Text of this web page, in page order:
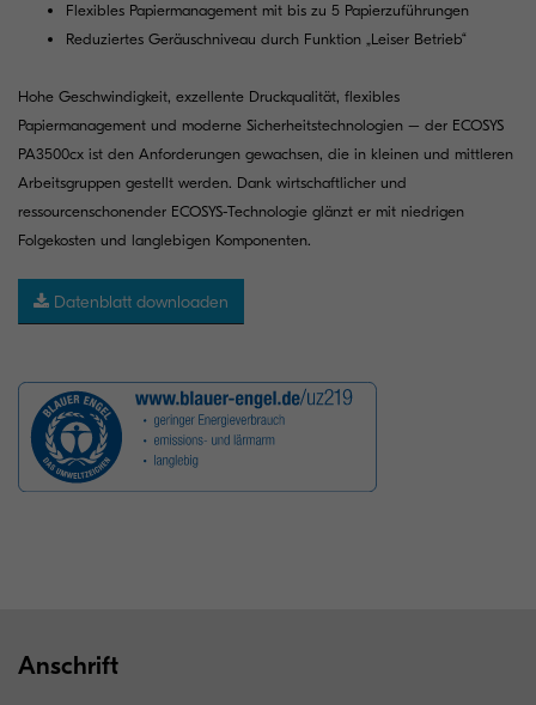
Flexibles Papiermanagement mit bis zu 5 Papierzuführungen
Reduziertes Geräuschniveau durch Funktion „Leiser Betrieb“
Hohe Geschwindigkeit, exzellente Druckqualität, flexibles
Papiermanagement und moderne Sicherheitstechnologien – der ECOSYS
PA3500cx ist den Anforderungen gewachsen, die in kleinen und mittleren
Arbeitsgruppen gestellt werden. Dank wirtschaftlicher und
ressourcenschonender ECOSYS-Technologie glänzt er mit niedrigen
Folgekosten und langlebigen Komponenten.
Datenblatt downloaden
Anschrift